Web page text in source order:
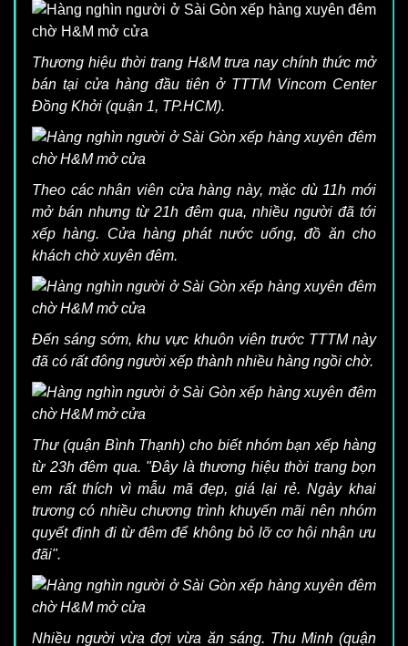
Thương hiệu thời trang H&M trưa nay chính thức mở
bán tại cửa hàng đầu tiên ở TTTM Vincom Center
Đồng Khởi (quận 1, TP.HCM).
Theo các nhân viên cửa hàng này, mặc dù 11h mới
mở bán nhưng từ 21h đêm qua, nhiều người đã tới
xếp hàng. Cửa hàng phát nước uống, đồ ăn cho
khách chờ xuyên đêm.
Đến sáng sớm, khu vực khuôn viên trước TTTM này
đã có rất đông người xếp thành nhiều hàng ngồi chờ.
Thư (quận Bình Thạnh) cho biết nhóm bạn xếp hàng
từ 23h đêm qua. "Đây là thương hiệu thời trang bọn
em rất thích vì mẫu mã đẹp, giá lại rẻ. Ngày khai
trương có nhiều chương trình khuyến mãi nên nhóm
quyết định đi từ đêm để không bỏ lỡ cơ hội nhận ưu
đãi".
Nhiều người vừa đợi vừa ăn sáng. Thu Minh (quận